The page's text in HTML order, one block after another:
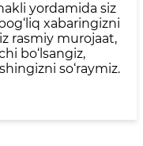
yordamida siz
xabaringizni
rasmiy murojaat,
bo‘lsangiz,
so‘raymiz.